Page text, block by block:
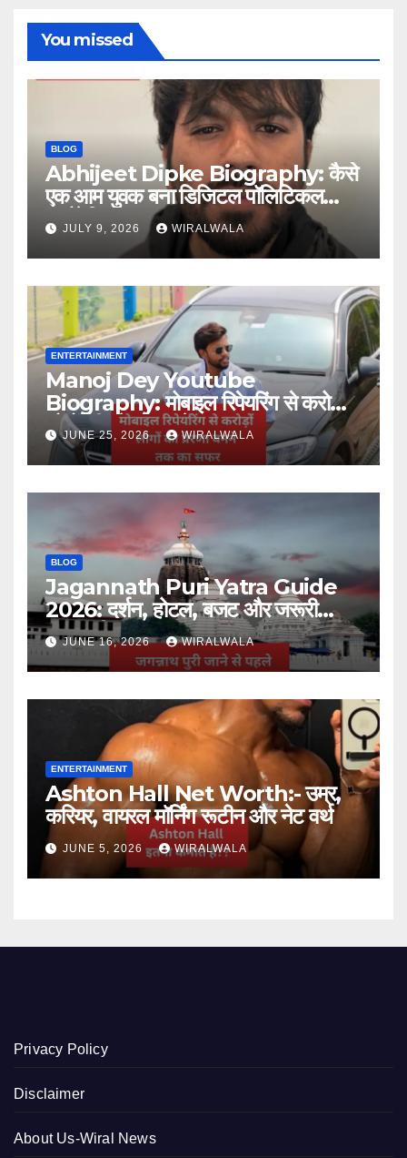
You missed
BLOG
Abhijeet Dipke Biography: कैसे
एक आम युवक बना डिजिटल पॉलिटिकल
स्ट्रैटेजिस्ट
JULY 9, 2026 WIRALWALA
ENTERTAINMENT
Manoj Dey Youtube
Biography: मोबाइल रिपेयरिंग से करोड़ों
लोगों की प्रेरणा बनने तक का सफर
JUNE 25, 2026 WIRALWALA
BLOG
Jagannath Puri Yatra Guide
2026: दर्शन, होटल, बजट और जरूरी
जानकारी
JUNE 16, 2026 WIRALWALA
ENTERTAINMENT
Ashton Hall Net Worth:- उम्र,
करियर, वायरल मॉर्निंग रूटीन और नेट वर्थ
JUNE 5, 2026 WIRALWALA
Privacy Policy
Disclaimer
About Us-Wiral News